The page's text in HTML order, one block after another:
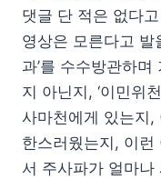
댓글 단 적은 없다
영상은 모른다고 발
과’를 수수방관하며
지 아닌지, ‘이민위
사마천에게 있는지,
한스러웠는지, 이런
서 주사파가 얼마나